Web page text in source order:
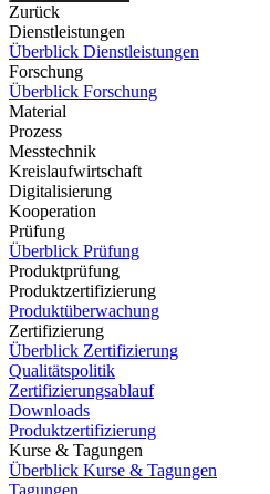
Zurück
Dienstleistungen
Überblick Dienstleistungen
Forschung
Überblick Forschung
Material
Prozess
Messtechnik
Kreislaufwirtschaft
Digitalisierung
Kooperation
Prüfung
Überblick Prüfung
Produktprüfung
Produktzertifizierung
Produktüberwachung
Zertifizierung
Überblick Zertifizierung
Qualitätspolitik
Zertifizierungsablauf
Downloads
Produktzertifizierung
Kurse & Tagungen
Überblick Kurse & Tagungen
Tagungen